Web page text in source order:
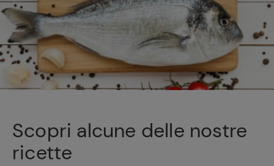
Scopri alcune delle nostre
ricette